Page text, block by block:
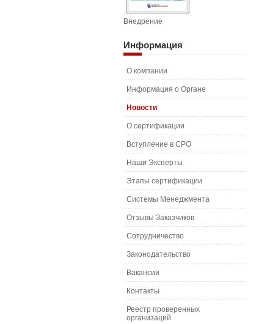
Внедрение
Информация
О компании
Информация о Органе
Новости
О сертификации
Вступление в СРО
Наши Эксперты
Этапы сертификации
Системы Менеджмента
Отзывы Заказчиков
Сотрудничество
Законодательство
Вакансии
Контакты
Реестр проверенных
организаций